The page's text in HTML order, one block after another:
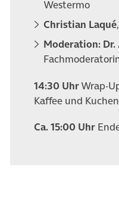
Westermo
Christian Laqué
Moderation:
14:30 UhrWrap-
Kaffee und Kuchen
Ca. 15:00 Uhr